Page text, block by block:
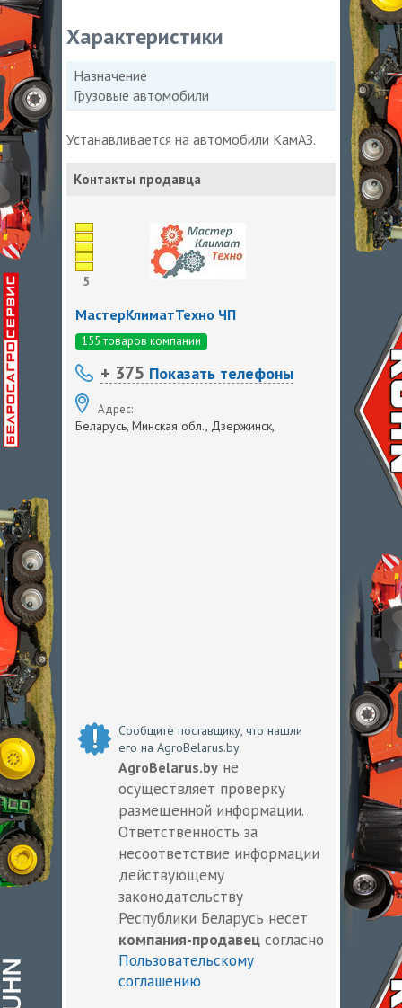
Характеристики
Назначение
Грузовые автомобили
Устанавливается на автомобили КамАЗ.
Контакты продавца
5
МастерКлиматТехно ЧП
155 товаров компании
+ 375 Показать телефоны
Адрес:
Беларусь, Минская обл., Дзержинск,
Сообщите поставщику, что нашли
его на AgroBelarus.by
AgroBelarus.by не
осуществляет проверку
размещенной информации.
Ответственность за
несоответствие информации
действующему
законодательству
Республики Беларусь несет
компания-продавец согласно
Пользовательскому
соглашению